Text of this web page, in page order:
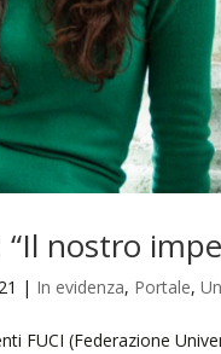
“Il nostro
| In evidenza, Portale,
FUCI (Federazione